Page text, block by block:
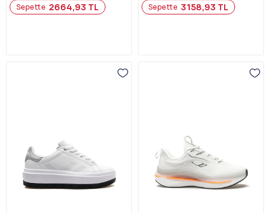
Sepette 2664,93 TL Sepette 3158,93 TL